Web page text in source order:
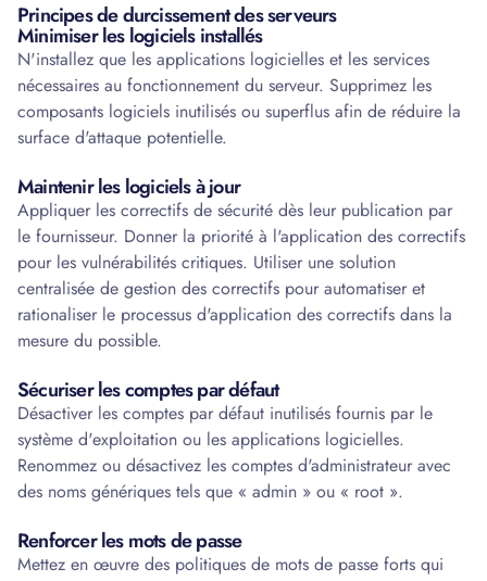
Principes de durcissement des serveurs
Minimiser les logiciels installés
N'installez que les applications logicielles et les services
nécessaires au fonctionnement du serveur. Supprimez les
composants logiciels inutilisés ou superflus afin de réduire la
surface d'attaque potentielle.
Maintenir les logiciels à jour
Appliquer les correctifs de sécurité dès leur publication par
le fournisseur. Donner la priorité à l'application des correctifs
pour les vulnérabilités critiques. Utiliser une solution
centralisée de gestion des correctifs pour automatiser et
rationaliser le processus d'application des correctifs dans la
mesure du possible.
Sécuriser les comptes par défaut
Désactiver les comptes par défaut inutilisés fournis par le
système d'exploitation ou les applications logicielles.
Renommez ou désactivez les comptes d'administrateur avec
des noms génériques tels que « admin » ou « root ».
Renforcer les mots de passe
Mettez en œuvre des politiques de mots de passe forts qui